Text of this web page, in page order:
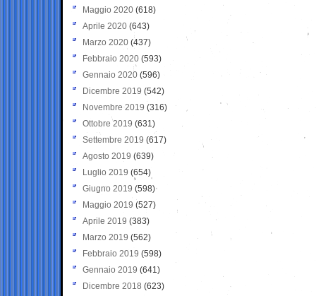
Maggio 2020 (618)
Aprile 2020 (643)
Marzo 2020 (437)
Febbraio 2020 (593)
Gennaio 2020 (596)
Dicembre 2019 (542)
Novembre 2019 (316)
Ottobre 2019 (631)
Settembre 2019 (617)
Agosto 2019 (639)
Luglio 2019 (654)
Giugno 2019 (598)
Maggio 2019 (527)
Aprile 2019 (383)
Marzo 2019 (562)
Febbraio 2019 (598)
Gennaio 2019 (641)
Dicembre 2018 (623)